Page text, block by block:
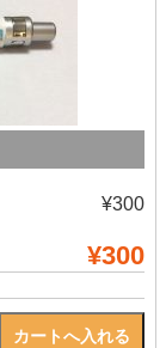
¥300
¥300